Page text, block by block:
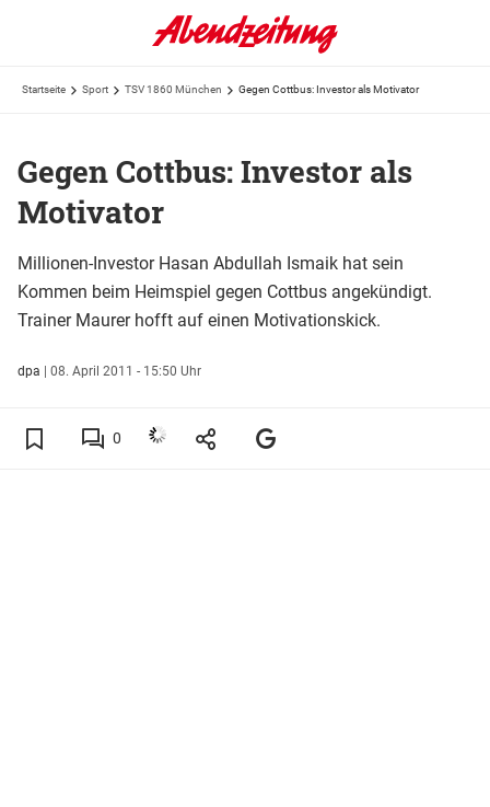
Startseite Sport TSV 1860 München Gegen Cottbus: Investor als Motivator
Gegen Cottbus: Investor als
Motivator
Millionen-Investor Hasan Abdullah Ismaik hat sein
Kommen beim Heimspiel gegen Cottbus angekündigt.
Trainer Maurer hofft auf einen Motivationskick.
dpa | 08. April 2011 - 15:50 Uhr
0